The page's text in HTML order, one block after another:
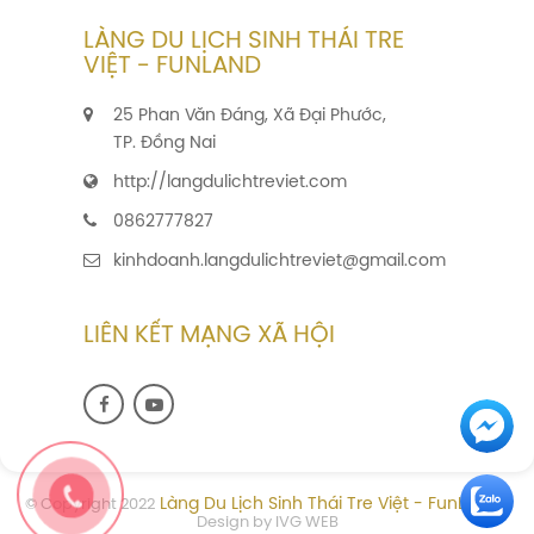
LÀNG DU LỊCH SINH THÁI TRE
VIỆT - FUNLAND
25 Phan Văn Đáng, Xã Đại Phước,
TP. Đồng Nai
http://langdulichtreviet.com
0862777827
kinhdoanh.langdulichtreviet@gmail.com
LIÊN KẾT MẠNG XÃ HỘI
© Copyright 2022Làng Du Lịch Sinh Thái Tre Việt - FunLand -
Design by IVG WEB